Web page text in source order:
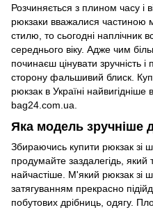
Розчиняється з плином часу
рюкзаки вважалися частиною
стилю, то сьогодні наплічник
середнього віку. Адже чим
починаєш цінувати зручність і
сторону фальшивий блиск.
рюкзак в Україні найвигідніше
bag24.com.ua.
Яка модель зручніше
Збираючись купити рюкзак зі
продумайте заздалегідь, який
найчастіше. М'який рюкзак зі
затягуванням прекрасно
побутових дрібниць, одягу.